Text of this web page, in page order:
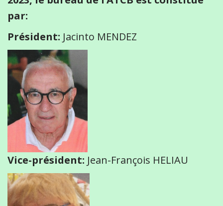
par:
Président: Jacinto MENDEZ
Vice-président: Jean-François HELIAU